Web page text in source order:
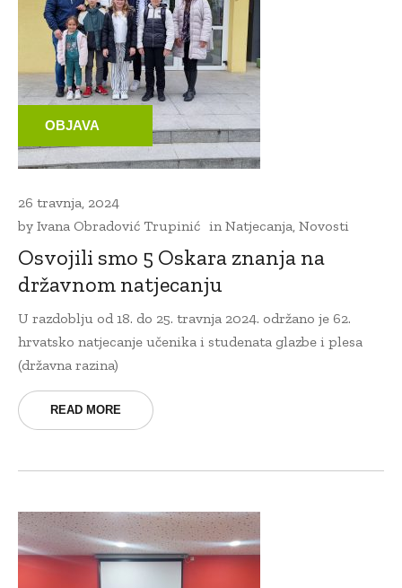
OBJAVA
26 travnja, 2024
by Ivana Obradović Trupinić in Natjecanja Novosti
Osvojili smo 5 Oskara znanja na
državnom natjecanju
U razdoblju od 18. do 25. travnja 2024. održano je 62.
hrvatsko natjecanje učenika i studenata glazbe i plesa
(državna razina)
READ MORE